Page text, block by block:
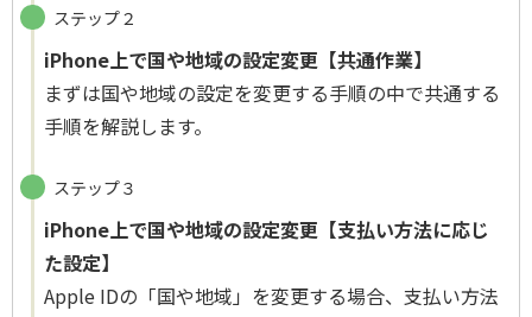
ステップ２
iPhone上で国や地域の設定変更【共通作業】
まずは国や地域の設定を変更する手順の中で共通する
手順を解説します。
ステップ３
iPhone上で国や地域の設定変更【支払い方法に応じ
た設定】
Apple IDの「国や地域」を変更する場合、支払い方法